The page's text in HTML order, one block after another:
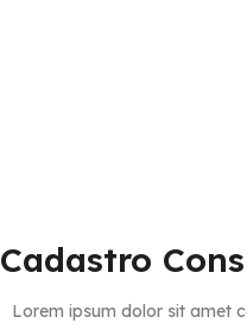
Cadastro
Lorem ipsum dolor sit amet